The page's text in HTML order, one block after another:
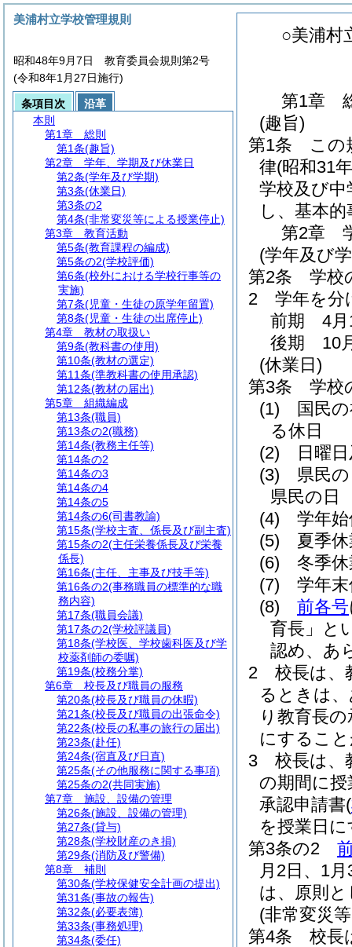
○美浦村
第1章
(趣旨)
第1条
この
律(昭和31
学校及び中
し、基本
第2章
(学年及び
第2条
学校
2
学年を分
前期 4月
後期 10
(休業日)
第3条
学校
(1)
国民
る休日
(2)
日曜
(3)
県民
県民の日
(4)
学年
(5)
夏季
(6)
冬季
(7)
学年
(8)
前各号
育長」と
認め、あ
2
校長は、
るときは
り教育長
にするこ
3
校長は、
の期間に
承認申請書(
を授業日
第3条の2
月2日、1
は、原則
(非常変災
第4条
校長
美浦村立学校管理規則
昭和48年9月7日 教育委員会規則第2号
(令和8年1月27日施行)
条項目次
沿革
本則
第1章
総則
第1条(趣旨)
第2章
学年、学期及び休業日
第2条(学年及び学期)
第3条(休業日)
第3条の2
第4条(非常変災等による授業停止)
第3章
教育活動
第5条(教育課程の編成)
第5条の2(学校評価)
第6条(校外における学校行事等の
実施)
第7条(児童・生徒の原学年留置)
第8条(児童・生徒の出席停止)
第4章
教材の取扱い
第9条(教科書の使用)
第10条(教材の選定)
第11条(準教科書の使用承認)
第12条(教材の届出)
第5章
組織編成
第13条(職員)
第13条の2(職務)
第14条(教務主任等)
第14条の2
第14条の3
第14条の4
第14条の5
第14条の6(司書教諭)
第15条(学校主査、係長及び副主査)
第15条の2(主任栄養係長及び栄養
係長)
第16条(主任、主事及び技手等)
第16条の2(事務職員の標準的な職
務内容)
第17条(職員会議)
第17条の2(学校評議員)
第18条(学校医、学校歯科医及び学
校薬剤師の委嘱)
第19条(校務分掌)
第6章
校長及び職員の服務
第20条(校長及び職員の休暇)
第21条(校長及び職員の出張命令)
第22条(校長の私事の旅行の届出)
第23条(赴任)
第24条(宿直及び日直)
第25条(その他服務に関する事項)
第25条の2(共同実施)
第7章
施設、設備の管理
第26条(施設、設備の管理)
第27条(貸与)
第28条(学校財産のき損)
第29条(消防及び警備)
第8章
補則
第30条(学校保健安全計画の提出)
第31条(事故の報告)
第32条(必要表簿)
第33条(事務処理)
第34条(委任)